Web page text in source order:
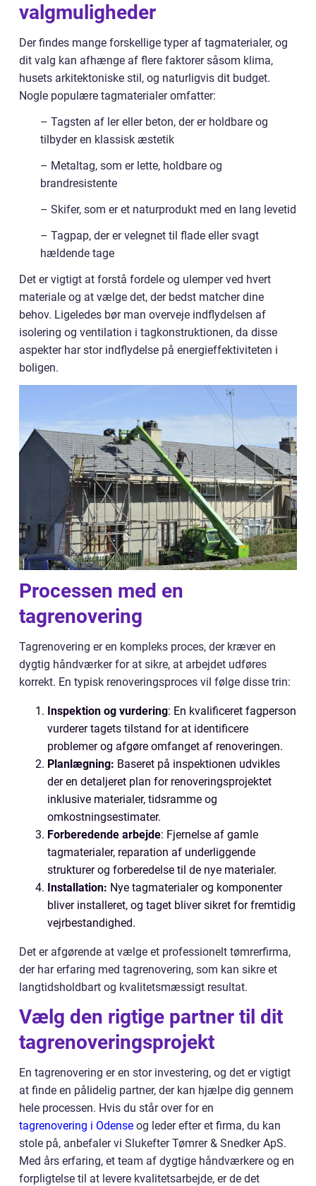
valgmuligheder
Der findes mange forskellige typer af tagmaterialer, og
dit valg kan afhænge af flere faktorer såsom klima,
husets arkitektoniske stil, og naturligvis dit budget.
Nogle populære tagmaterialer omfatter:
– Tagsten af ler eller beton, der er holdbare og
tilbyder en klassisk æstetik
– Metaltag, som er lette, holdbare og
brandresistente
– Skifer, som er et naturprodukt med en lang levetid
– Tagpap, der er velegnet til flade eller svagt
hældende tage
Det er vigtigt at forstå fordele og ulemper ved hvert
materiale og at vælge det, der bedst matcher dine
behov. Ligeledes bør man overveje indflydelsen af
isolering og ventilation i tagkonstruktionen, da disse
aspekter har stor indflydelse på energieffektiviteten i
boligen.
Processen med en
tagrenovering
Tagrenovering er en kompleks proces, der kræver en
dygtig håndværker for at sikre, at arbejdet udføres
korrekt. En typisk renoveringsproces vil følge disse trin:
Inspektion og vurdering: En kvalificeret fagperson
vurderer tagets tilstand for at identificere
problemer og afgøre omfanget af renoveringen.
Planlægning: Baseret på inspektionen udvikles
der en detaljeret plan for renoveringsprojektet
inklusive materialer, tidsramme og
omkostningsestimater.
Forberedende arbejde: Fjernelse af gamle
tagmaterialer, reparation af underliggende
strukturer og forberedelse til de nye materialer.
Installation: Nye tagmaterialer og komponenter
bliver installeret, og taget bliver sikret for fremtidig
vejrbestandighed.
Det er afgørende at vælge et professionelt tømrerfirma,
der har erfaring med tagrenovering, som kan sikre et
langtidsholdbart og kvalitetsmæssigt resultat.
Vælg den rigtige partner til dit
tagrenoveringsprojekt
En tagrenovering er en stor investering, og det er vigtigt
at finde en pålidelig partner, der kan hjælpe dig gennem
hele processen. Hvis du står over for en
tagrenovering i Odense og leder efter et firma, du kan
stole på, anbefaler vi Slukefter Tømrer & Snedker ApS.
Med års erfaring, et team af dygtige håndværkere og en
forpligtelse til at levere kvalitetsarbejde, er de det